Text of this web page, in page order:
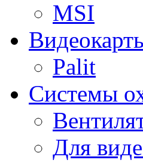
MSI
Palit
Системы
Для